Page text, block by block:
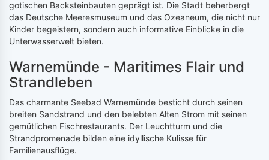
gotischen Backsteinbauten geprägt ist. Die Stadt beherbergt
das Deutsche Meeresmuseum und das Ozeaneum, die nicht nur
Kinder begeistern, sondern auch informative Einblicke in die
Unterwasserwelt bieten.
Warnemünde - Maritimes Flair und
Strandleben
Das charmante Seebad Warnemünde besticht durch seinen
breiten Sandstrand und den belebten Alten Strom mit seinen
gemütlichen Fischrestaurants. Der Leuchtturm und die
Strandpromenade bilden eine idyllische Kulisse für
Familienausflüge.